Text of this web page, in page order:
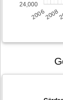
20062008
24,000